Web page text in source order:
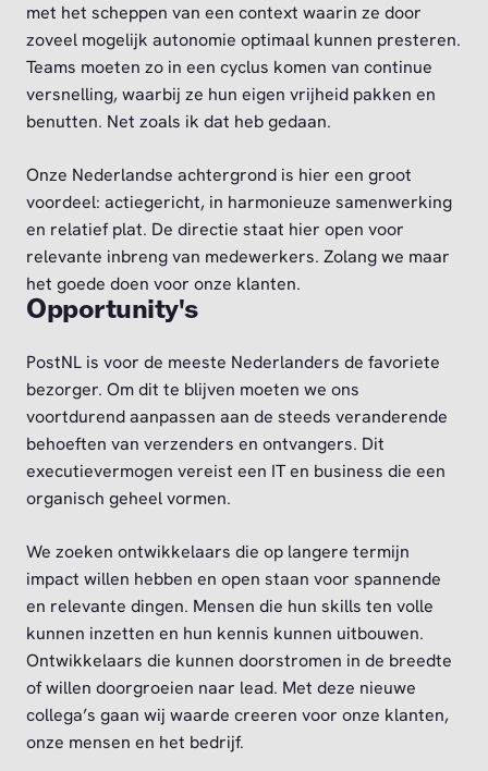
met het scheppen van een context waarin ze door
zoveel mogelijk autonomie optimaal kunnen presteren.
Teams moeten zo in een cyclus komen van continue
versnelling, waarbij ze hun eigen vrijheid pakken en
benutten. Net zoals ik dat heb gedaan.
Onze Nederlandse achtergrond is hier een groot
voordeel: actiegericht, in harmonieuze samenwerking
en relatief plat. De directie staat hier open voor
relevante inbreng van medewerkers. Zolang we maar
het goede doen voor onze klanten.
Opportunity's
PostNL is voor de meeste Nederlanders de favoriete
bezorger. Om dit te blijven moeten we ons
voortdurend aanpassen aan de steeds veranderende
behoeften van verzenders en ontvangers. Dit
executievermogen vereist een IT en business die een
organisch geheel vormen.
We zoeken ontwikkelaars die op langere termijn
impact willen hebben en open staan voor spannende
en relevante dingen. Mensen die hun skills ten volle
kunnen inzetten en hun kennis kunnen uitbouwen.
Ontwikkelaars die kunnen doorstromen in de breedte
of willen doorgroeien naar lead. Met deze nieuwe
collega’s gaan wij waarde creeren voor onze klanten,
onze mensen en het bedrijf.